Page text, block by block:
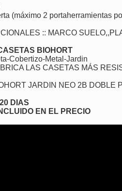
(máximo 2 portaherramientas
:: MARCO
BIOHORT
LAS CASETAS MÁS
JARDIN NEO 2B DOBLE
DIAS
EN EL PRECIO